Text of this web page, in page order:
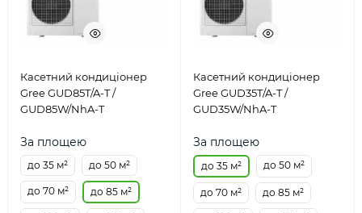
Касетний кондиціонер
Gree GUD85T/A-T /
GUD85W/NhA-T
За площею
до 35 м² до 50 м²
до 70 м² до 85 м²
Касетний кондиціонер
Gree GUD35T/A-T /
GUD35W/NhA-T
За площею
до 35 м² до 50 м²
до 70 м² до 85 м²